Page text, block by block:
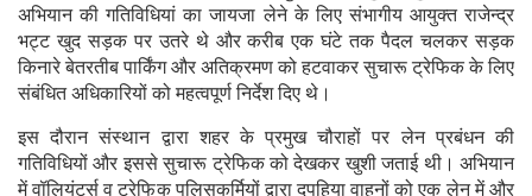
अभियान की गतिविधियां का जायजा लेने के लिए संभागीय आयुक्त राजेन्द्र
भट्ट खुद सड़क पर उतरे थे और करीब एक घंटे तक पैदल चलकर सड़क
किनारे बेतरतीब पार्किंग और अतिक्रमण को हटवाकर सुचारू ट्रेफिक के लिए
संबंधित अधिकारियों को महत्वपूर्ण निर्देश दिए थे।
इस दौरान संस्थान द्वारा शहर के प्रमुख चौराहों पर लेन प्रबंधन की
गतिविधियों और इससे सुचारू ट्रेफिक को देखकर खुशी जताई थी। अभियान
में वॉलियंटर्स व ट्रेफिक पुलिसकर्मियों द्वारा दुपहिया वाहनों को एक लेन में और